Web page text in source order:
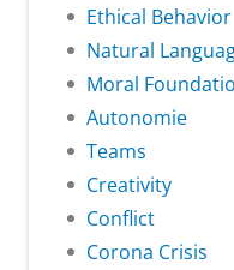
Ethical Behavior
Natural
Moral
Autonomie
Teams
Creativity
Conflict
Corona Crisis